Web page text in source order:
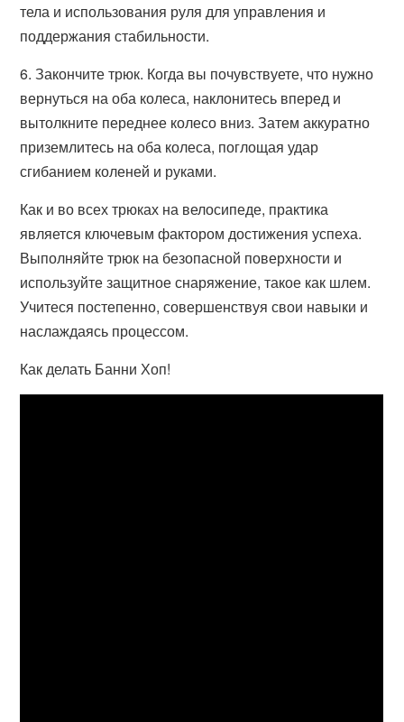
тела и использования руля для управления и
поддержания стабильности.
6. Закончите трюк. Когда вы почувствуете, что нужно
вернуться на оба колеса, наклонитесь вперед и
вытолкните переднее колесо вниз. Затем аккуратно
приземлитесь на оба колеса, поглощая удар
сгибанием коленей и руками.
Как и во всех трюках на велосипеде, практика
является ключевым фактором достижения успеха.
Выполняйте трюк на безопасной поверхности и
используйте защитное снаряжение, такое как шлем.
Учитеся постепенно, совершенствуя свои навыки и
наслаждаясь процессом.
Как делать Банни Хоп!